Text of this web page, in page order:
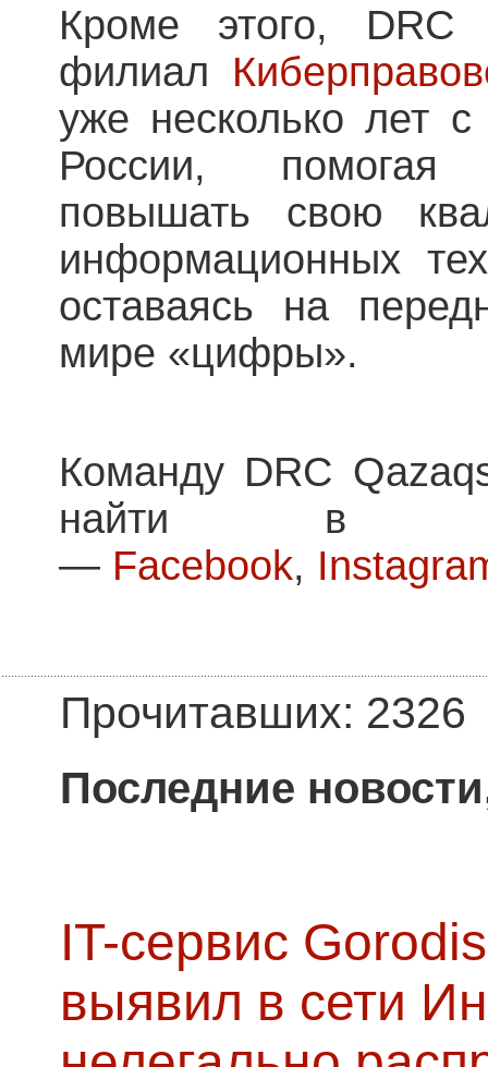
Кроме этого, DRC
филиал
уже несколько лет
России, помогая
повышать свою
информационных
оставаясь на
мире «цифры».
Команду DRC
найти в
— Facebook,
Прочитавших: 2326
Последние
IT-сервис
выявил в сети